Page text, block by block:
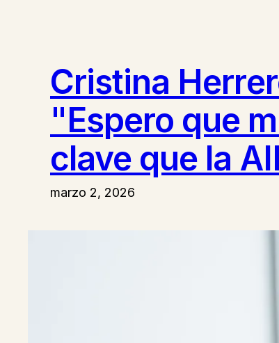
Cristina
"Espero que
clave que la
marzo 2, 2026